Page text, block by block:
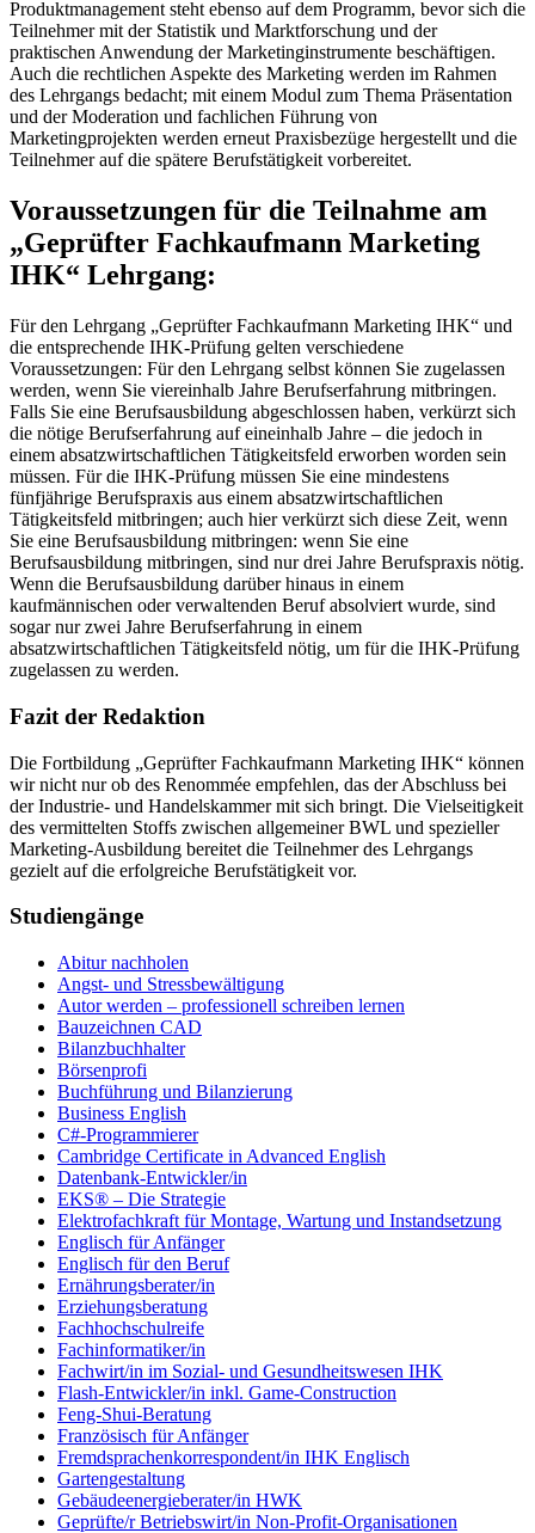
Produktmanagement steht ebenso auf dem Programm, bevor sich die
Teilnehmer mit der Statistik und Marktforschung und der
praktischen Anwendung der Marketinginstrumente beschäftigen.
Auch die rechtlichen Aspekte des Marketing werden im Rahmen
des Lehrgangs bedacht; mit einem Modul zum Thema Präsentation
und der Moderation und fachlichen Führung von
Marketingprojekten werden erneut Praxisbezüge hergestellt und die
Teilnehmer auf die spätere Berufstätigkeit vorbereitet.
Voraussetzungen für die Teilnahme am
„Geprüfter Fachkaufmann Marketing
IHK“ Lehrgang:
Für den Lehrgang „Geprüfter Fachkaufmann Marketing IHK“ und
die entsprechende IHK-Prüfung gelten verschiedene
Voraussetzungen: Für den Lehrgang selbst können Sie zugelassen
werden, wenn Sie viereinhalb Jahre Berufserfahrung mitbringen.
Falls Sie eine Berufsausbildung abgeschlossen haben, verkürzt sich
die nötige Berufserfahrung auf eineinhalb Jahre – die jedoch in
einem absatzwirtschaftlichen Tätigkeitsfeld erworben worden sein
müssen. Für die IHK-Prüfung müssen Sie eine mindestens
fünfjährige Berufspraxis aus einem absatzwirtschaftlichen
Tätigkeitsfeld mitbringen; auch hier verkürzt sich diese Zeit, wenn
Sie eine Berufsausbildung mitbringen: wenn Sie eine
Berufsausbildung mitbringen, sind nur drei Jahre Berufspraxis nötig.
Wenn die Berufsausbildung darüber hinaus in einem
kaufmännischen oder verwaltenden Beruf absolviert wurde, sind
sogar nur zwei Jahre Berufserfahrung in einem
absatzwirtschaftlichen Tätigkeitsfeld nötig, um für die IHK-Prüfung
zugelassen zu werden.
Fazit der Redaktion
Die Fortbildung „Geprüfter Fachkaufmann Marketing IHK“ können
wir nicht nur ob des Renommée empfehlen, das der Abschluss bei
der Industrie- und Handelskammer mit sich bringt. Die Vielseitigkeit
des vermittelten Stoffs zwischen allgemeiner BWL und spezieller
Marketing-Ausbildung bereitet die Teilnehmer des Lehrgangs
gezielt auf die erfolgreiche Berufstätigkeit vor.
Studiengänge
Abitur nachholen
Angst- und Stressbewältigung
Autor werden – professionell schreiben lernen
Bauzeichnen CAD
Bilanzbuchhalter
Börsenprofi
Buchführung und Bilanzierung
Business English
C#-Programmierer
Cambridge Certificate in Advanced English
Datenbank-Entwickler/in
EKS® – Die Strategie
Elektrofachkraft für Montage, Wartung und Instandsetzung
Englisch für Anfänger
Englisch für den Beruf
Ernährungsberater/in
Erziehungsberatung
Fachhochschulreife
Fachinformatiker/in
Fachwirt/in im Sozial- und Gesundheitswesen IHK
Flash-Entwickler/in inkl. Game-Construction
Feng-Shui-Beratung
Französisch für Anfänger
Fremdsprachenkorrespondent/in IHK Englisch
Gartengestaltung
Gebäudeenergieberater/in HWK
Geprüfte/r Betriebswirt/in Non-Profit-Organisationen